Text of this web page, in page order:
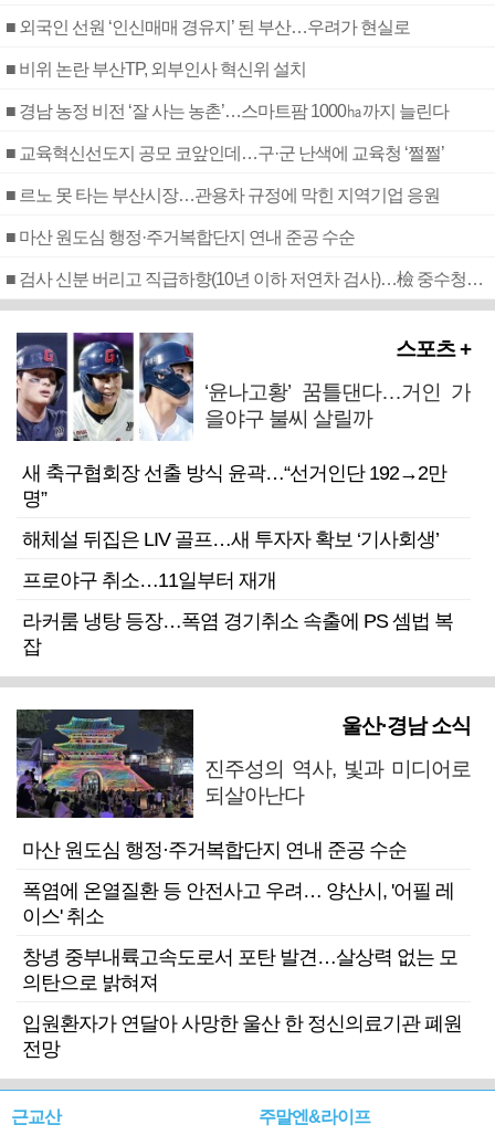
■ 외국인 선원 ‘인신매매 경유지’ 된 부산…우려가 현실로
■ 비위 논란 부산TP, 외부인사 혁신위 설치
■ 경남 농정 비전 ‘잘 사는 농촌’…스마트팜 1000㏊까지 늘린다
■ 교육혁신선도지 공모 코앞인데…구·군 난색에 교육청 ‘쩔쩔’
■ 르노 못 타는 부산시장…관용차 규정에 막힌 지역기업 응원
■ 마산 원도심 행정·주거복합단지 연내 준공 수순
■ 검사 신분 버리고 직급하향(10년 이하 저연차 검사)…檢 중수청행 기피
스포츠 +
‘윤나고황’ 꿈틀댄다…거인 가
을야구 불씨 살릴까
새 축구협회장 선출 방식 윤곽…“선거인단 192→2만
명”
해체설 뒤집은 LIV 골프…새 투자자 확보 ‘기사회생’
프로야구 취소…11일부터 재개
라커룸 냉탕 등장…폭염 경기취소 속출에 PS 셈법 복
잡
울산·경남 소식
진주성의 역사, 빛과 미디어로
되살아난다
마산 원도심 행정·주거복합단지 연내 준공 수순
폭염에 온열질환 등 안전사고 우려… 양산시, '어필 레
이스' 취소
창녕 중부내륙고속도로서 포탄 발견…살상력 없는 모
의탄으로 밝혀져
입원환자가 연달아 사망한 울산 한 정신의료기관 폐원
전망
근교산 주말엔&라이프